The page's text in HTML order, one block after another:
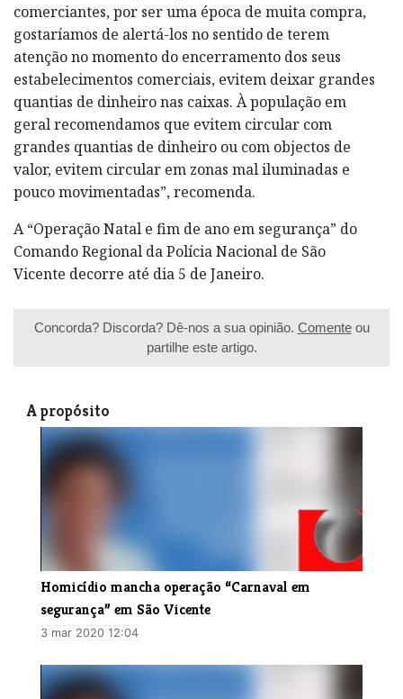
comerciantes, por ser uma época de muita compra,
gostaríamos de alertá-los no sentido de terem
atenção no momento do encerramento dos seus
estabelecimentos comerciais, evitem deixar grandes
quantias de dinheiro nas caixas. À população em
geral recomendamos que evitem circular com
grandes quantias de dinheiro ou com objectos de
valor, evitem circular em zonas mal iluminadas e
pouco movimentadas”, recomenda.
A “Operação Natal e fim de ano em segurança” do
Comando Regional da Polícia Nacional de São
Vicente decorre até dia 5 de Janeiro.
Concorda? Discorda? Dê-nos a sua opinião. Comenteou
partilhe este artigo.
A propósito
​Homicídio mancha operação “Carnaval em
segurança” em São Vicente
3 mar 2020 12:04